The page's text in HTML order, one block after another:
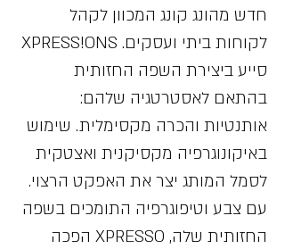
חדש מהונג קונג המכוון לקהל
לקוחות ביתי ועסקים. XPRESS!ONS
סייע ביצירת השפה החזותית
בהתאם לאסטרטגיה שלהם:
אותנטיות והכרה מקסימלית. שימוש
באיקונוגרפיה מקסיקנית ואצטקית
לסמל המותג יצר את האפקט הרצוי.
עם צבע וטיפוגרפיה התומכים בשפה
החזותית שלה, XPRESSO הפכה